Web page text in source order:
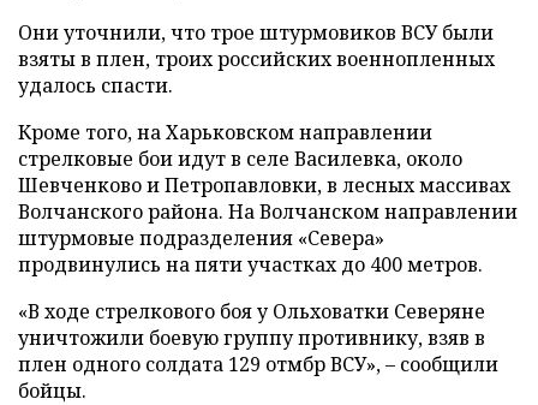
Они уточнили, что трое штурмовиков ВСУ были
взяты в плен, троих российских военнопленных
удалось спасти.
Кроме того, на Харьковском направлении
стрелковые бои идут в селе Василевка, около
Шевченково и Петропавловки, в лесных массивах
Волчанского района. На Волчанском направлении
штурмовые подразделения «Севера»
продвинулись на пяти участках до 400 метров.
«В ходе стрелкового боя у Ольховатки Северяне
уничтожили боевую группу противнику, взяв в
плен одного солдата 129 отмбр ВСУ», – сообщили
бойцы.